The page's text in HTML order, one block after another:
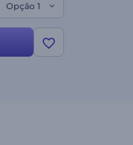
Opção 1